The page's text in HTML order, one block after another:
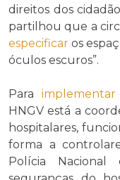
direitos dos
partilhou que a
especificar os
óculos escuros”.
Paraimplementar
HNGV está a
hospitalares,
forma a
Polícia